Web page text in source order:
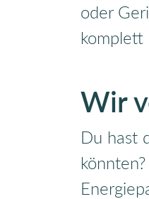
oder
komplett
Wir
Du hast